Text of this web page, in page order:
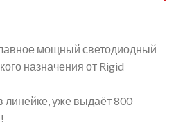
мощный светодиодный
назначения от Rigid
линейке, уже выдаёт 800